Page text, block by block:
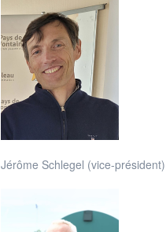
Jérôme Schlegel (vice-président)